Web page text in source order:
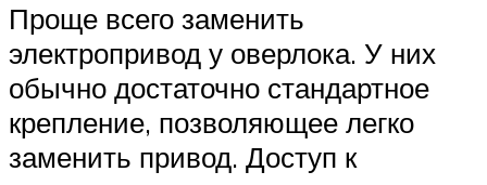
Проще всего заменить
электропривод у оверлока. У них
обычно достаточно стандартное
крепление, позволяющее легко
заменить привод. Доступ к